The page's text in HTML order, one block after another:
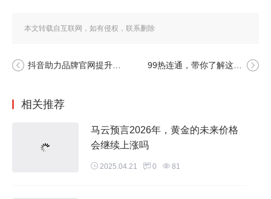
本文转载自互联网，如有侵权，联系删除
抖音助力品牌官网提升曝光，tiktok带给你全新推广体验 99热连通，带你了解这一热门话题的深度分析与探讨
相关推荐
马云预言2026年，黄金的未来价格
会继续上涨吗
2025.04.21 0 81